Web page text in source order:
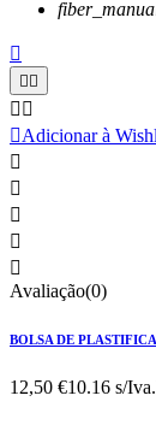

 
 
Adicionar à





Avaliação(0)
BOLSA DE
12,50 €10.16 s/Iva.